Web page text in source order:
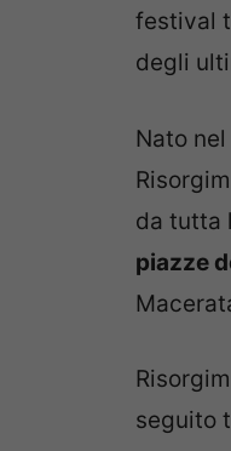
festival
degli
Nato
da tutta
piazze
seguito